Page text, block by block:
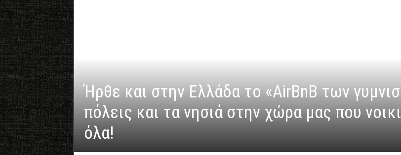
Ήρθε και στην Ελλάδα το «AirBnB των
πόλεις και τα νησιά στην χώρα μας που
όλα!